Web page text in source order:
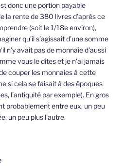
donc une portion payable
la rente de 380 livres d’après ce
(soit le 1/18e environ),
qu’il s’agissait d’une somme
n’y avait pas de monnaie d’aussi
vous le dites et je n’ai jamais
couper les monnaies à cette
si cela se faisait à des époques
l’antiquité par exemple). En gros
probablement entre eux, un peu
un peu plus l’autre.